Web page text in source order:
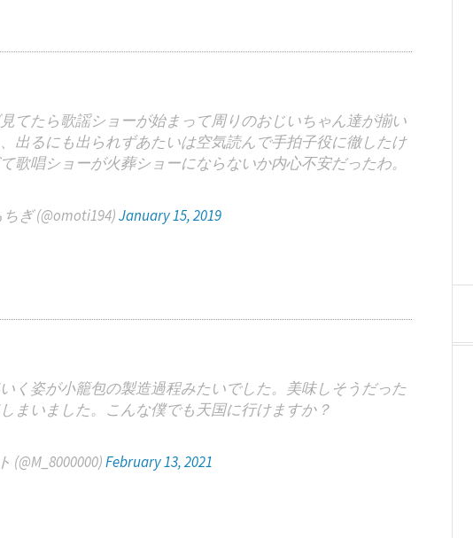
てたら歌謡ショーが始まって周りのおじいちゃん達が揃い
出るにも出られずあたいは空気読んで手拍子役に徹したけ
歌唱ショーが火葬ショーにならないか内心不安だったわ。
ぎ (@omoti194)January 15, 2019
く姿が小籠包の製造過程みたいでした。美味しそうだった
まいました。こんな僕でも天国に行けますか？
(@M_8000000)February 13, 2021